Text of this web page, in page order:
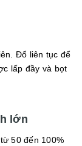
Đổ liên tục để
lấp đầy và bọt
lớn
50 đến 100%